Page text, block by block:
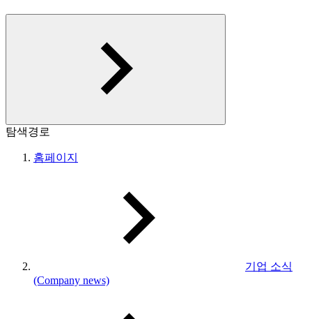
탐색경로
홈페이지
기업 소식
(Company news)